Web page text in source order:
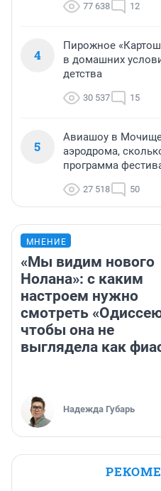
77 638 12
4
Пирожное
в домашних
детства
30 537 15
5
Авиашоу в Мочище
аэродрома,
программа
27 518 50
МНЕНИЕ
«Мы видим нового
Нолана»: с каким
настроем нужно
смотреть
чтобы она не
выглядела как
Надежда Губарь